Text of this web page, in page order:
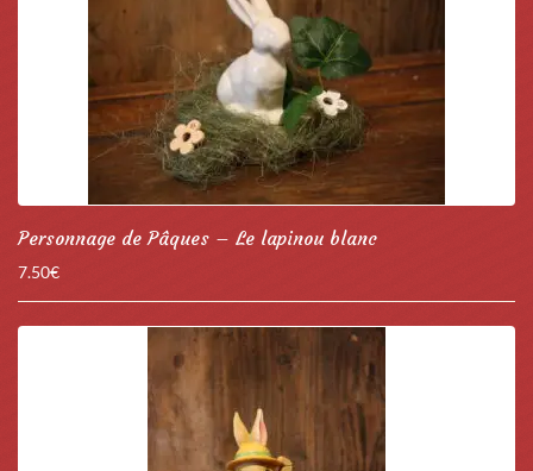
Personnage de Pâques – Le lapinou blanc
7.50€